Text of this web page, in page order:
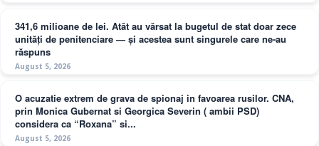
341,6 milioane de lei. Atât au vărsat la bugetul de stat doar zece
unități de penitenciare — și acestea sunt singurele care ne-au
răspuns
August 5, 2026
O acuzatie extrem de grava de spionaj in favoarea rusilor. CNA,
prin Monica Gubernat si Georgica Severin ( ambii PSD)
considera ca “Roxana” si...
August 5, 2026